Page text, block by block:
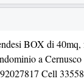
BOX di 40mq,
a
Cell